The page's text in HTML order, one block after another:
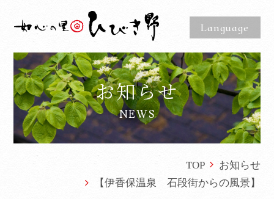
Language
お知らせ
NEWS
TOP
お知らせ
【伊香保温泉 石段街からの風景】